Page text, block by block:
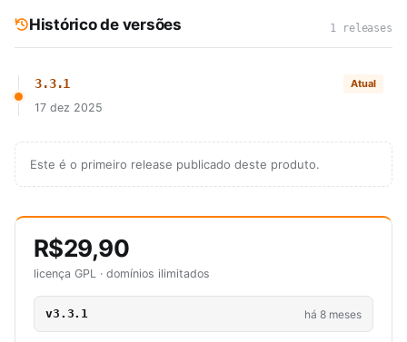
Histórico de versões 1 releases
3.3.1 Atual
17 dez 2025
Este é o primeiro release publicado deste produto.
R$29,90
licença GPL · domínios ilimitados
v3.3.1 há 8 meses